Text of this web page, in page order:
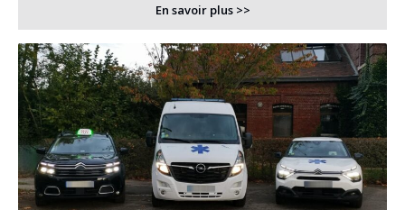
En savoir plus >>